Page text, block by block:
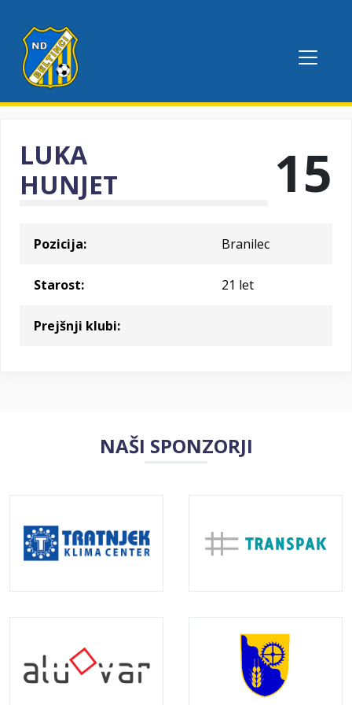
LUKA
HUNJET
15
Pozicija: Branilec
Starost: 21 let
Prejšnji klubi:
NAŠI SPONZORJI